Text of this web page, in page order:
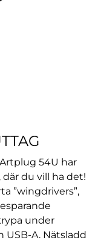
54U har
du vill ha det!
”wingdrivers”,
under
USB-A. Nätsladd